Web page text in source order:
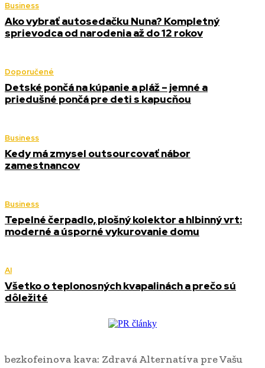
Business
Ako vybrať autosedačku Nuna? Kompletný
sprievodca od narodenia až do 12 rokov
Doporučené
Detské pončá na kúpanie a pláž – jemné a
priedušné pončá pre deti s kapucňou
Business
Kedy má zmysel outsourcovať nábor
zamestnancov
Business
Tepelné čerpadlo, plošný kolektor a hlbinný vrt:
moderné a úsporné vykurovanie domu
AI
Všetko o teplonosných kvapalinách a prečo sú
dôležité
bezkofeinova kava: Zdravá Alternatíva pre Vašu